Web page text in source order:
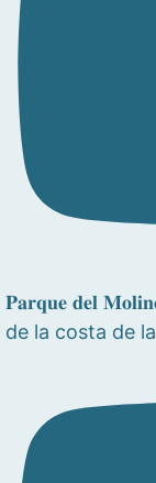
𝐏𝐚𝐫𝐪𝐮𝐞 𝐝𝐞𝐥
de la costa de